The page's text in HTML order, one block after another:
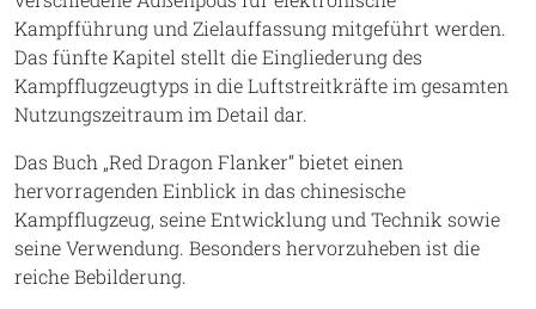
Kampfführung und Zielauffassung mitgeführt werden.
Das fünfte Kapitel stellt die Eingliederung des
Kampfflugzeugtyps in die Luftstreitkräfte im gesamten
Nutzungszeitraum im Detail dar.
Das Buch „Red Dragon Flanker“ bietet einen
hervorragenden Einblick in das chinesische
Kampfflugzeug, seine Entwicklung und Technik sowie
seine Verwendung. Besonders hervorzuheben ist die
reiche Bebilderung.